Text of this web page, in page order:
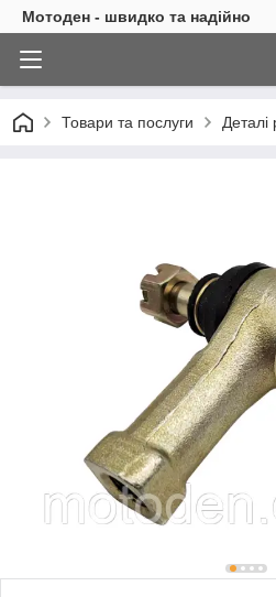
Мотоден - швидко та надійно
Товари та послуги